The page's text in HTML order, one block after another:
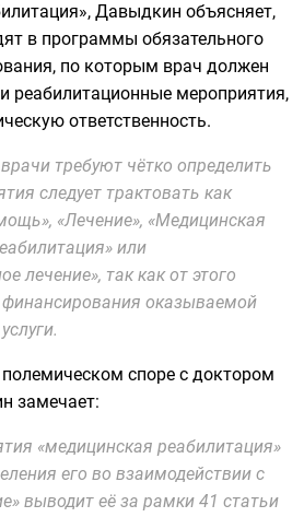
Давыдкин объясняет,
в программы обязательного
по которым врач должен
реабилитационные мероприятия,
ответственность.
требуют чётко определить
следует трактовать как
«Лечение», «Медицинская
или
лечение», так как от этого
финансирования оказываемой
споре с доктором
замечает:
«медицинская реабилитация»
его во взаимодействии с
выводит её за рамки 41 статьи